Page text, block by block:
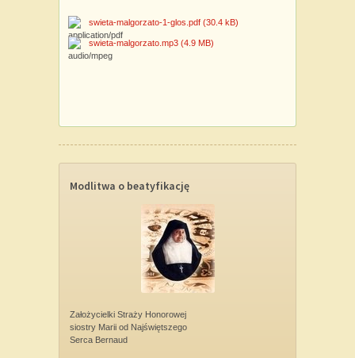
swieta-malgorzato-1-glos.pdf (30.4 kB)
swieta-malgorzato.mp3 (4.9 MB)
Modlitwa o beatyfikację
Założycielki Straży Honorowej
siostry Marii od Najświętszego
Serca Bernaud